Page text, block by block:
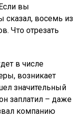
вы
сказал, восемь из
Что отрезать
в числе
возникает
значительный
заплатил – даже
компанию